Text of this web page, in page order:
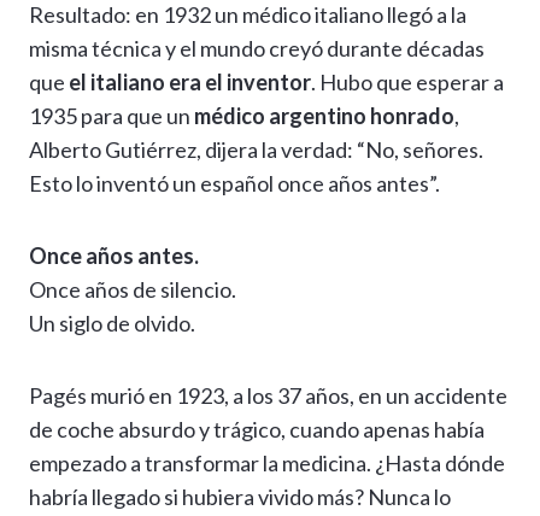
Resultado: en 1932 un médico italiano llegó a la
misma técnica y el mundo creyó durante décadas
que el italiano era el inventor. Hubo que esperar a
1935 para que un médico argentino honrado,
Alberto Gutiérrez, dijera la verdad: “No, señores.
Esto lo inventó un español once años antes”.
Once años antes.
Once años de silencio.
Un siglo de olvido.
Pagés murió en 1923, a los 37 años, en un accidente
de coche absurdo y trágico, cuando apenas había
empezado a transformar la medicina. ¿Hasta dónde
habría llegado si hubiera vivido más? Nunca lo